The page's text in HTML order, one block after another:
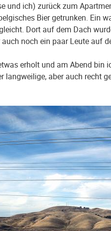
und ich) zurück zum
Bier getrunken. Ein
Dort auf dem Dach
noch ein paar Leute auf
erholt und am Abend bin
langweilige, aber auch recht